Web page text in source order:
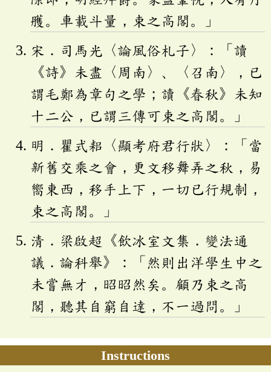
雘。車載斗量，束之高閣。」
宋．司馬光〈論風俗札子〉：「讀
《詩》未盡〈周南〉、〈召南〉，已
謂毛鄭為章句之學；讀《春秋》未知
十二公，已謂三傳可束之高閣。」
明．瞿式耜〈顯考府君行狀〉：「當
新舊交乘之會，更文移舞弄之秋，易
嚮東西，移手上下，一切已行規制，
束之高閣。」
清．梁啟超《飲冰室文集．變法通
議．論科舉》：「然則出洋學生中之
未嘗無才，昭昭然矣。顧乃束之高
閣，聽其自窮自達，不一過問。」
Instructions